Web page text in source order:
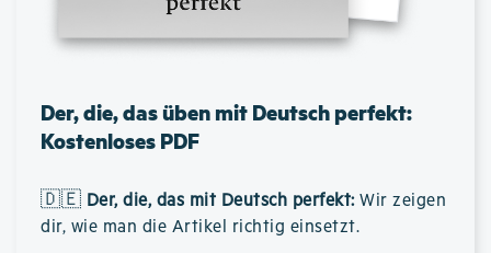
Der, die, das üben mit Deutsch perfekt:
Kostenloses PDF
🇩🇪 Der, die, das mit Deutsch perfekt: Wir zeigen
dir, wie man die Artikel richtig einsetzt.